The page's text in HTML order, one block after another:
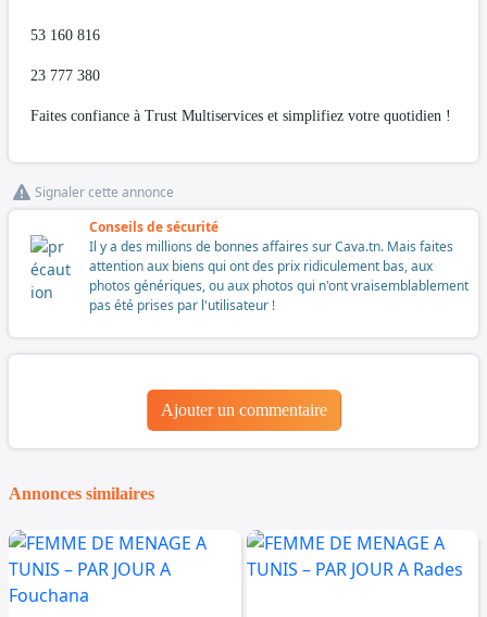
53 160 816
23 777 380
Faites confiance à Trust Multiservices et simplifiez votre quotidien !
Signaler cette annonce
Conseils de sécurité
Il y a des millions de bonnes affaires sur Cava.tn. Mais faites
attention aux biens qui ont des prix ridiculement bas, aux
photos génériques, ou aux photos qui n'ont vraisemblablement
pas été prises par l'utilisateur !
Ajouter un commentaire
Annonces similaires